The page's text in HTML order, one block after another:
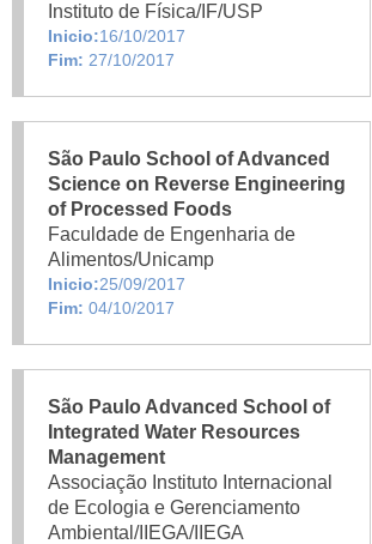
Instituto de Física/IF/USP
Inicio:16/10/2017
Fim: 27/10/2017
São Paulo School of Advanced
Science on Reverse Engineering
of Processed Foods
Faculdade de Engenharia de
Alimentos/Unicamp
Inicio:25/09/2017
Fim: 04/10/2017
São Paulo Advanced School of
Integrated Water Resources
Management
Associação Instituto Internacional
de Ecologia e Gerenciamento
Ambiental/IIEGA/IIEGA